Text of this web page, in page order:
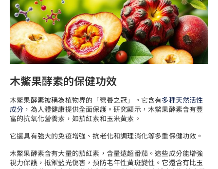
木鱉果酵素的保健功效
木鱉果酵素被稱為植物界的「營養之冠」。它含有多種天然活性
成分 ，為人體健康提供全面保護。研究顯示，木鱉果酵素含有豐
富的抗氧化營養素，如茄紅素和玉米黃素。
它還具有強大的免疫增強、抗老化和調理消化等多重保健功效。
木鱉果酵素含有大量的茄紅素，含量遠超番茄。這些成分能增強
視力保護，抵禦藍光傷害，預防老年性黃斑變性。它還含有比玉